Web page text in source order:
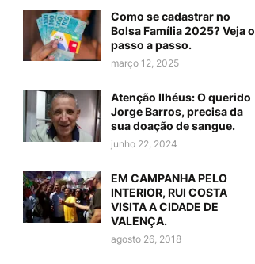
Como se cadastrar no
Bolsa Família 2025? Veja o
passo a passo.
março 12, 2025
Atenção Ilhéus: O querido
Jorge Barros, precisa da
sua doação de sangue.
junho 22, 2024
EM CAMPANHA PELO
INTERIOR, RUI COSTA
VISITA A CIDADE DE
VALENÇA.
agosto 26, 2018